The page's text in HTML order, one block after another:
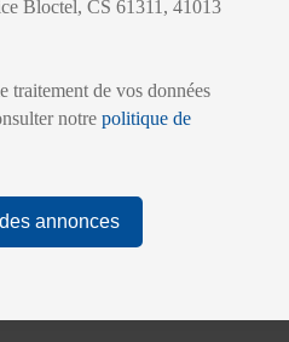
Bloctel, CS 61311, 41013
traitement de vos données
notre politique de
annonces